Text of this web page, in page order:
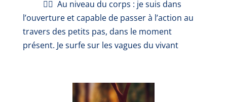
🏄‍♀️ Au niveau du corps : je suis dans
l’ouverture et capable de passer à l’action au
travers des petits pas, dans le moment
présent. Je surfe sur les vagues du vivant